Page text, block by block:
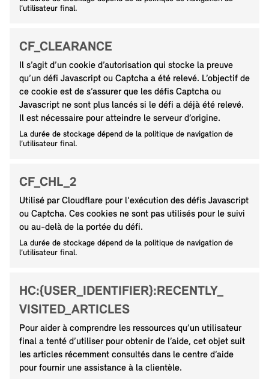
l’utilisateur final.
CF_CLEARANCE
Il s’agit d’un cookie d’autorisation qui stocke la preuve
qu’un défi Javascript ou Captcha a été relevé. L’objectif de
ce cookie est de s’assurer que les défis Captcha ou
Javascript ne sont plus lancés si le défi a déjà été relevé.
Il est nécessaire pour atteindre le serveur d’origine.
La durée de stockage dépend de la politique de navigation de
l’utilisateur final.
CF_CHL_2
Utilisé par Cloudflare pour l'exécution des défis Javascript
ou Captcha. Ces cookies ne sont pas utilisés pour le suivi
ou au-delà de la portée du défi.
La durée de stockage dépend de la politique de navigation de
l’utilisateur final.
HC:{USER_IDENTIFIER}:RECENTLY_
VISITED_ARTICLES
Pour aider à comprendre les ressources qu’un utilisateur
final a tenté d’utiliser pour obtenir de l’aide, cet objet suit
les articles récemment consultés dans le centre d’aide
pour fournir une assistance à la clientèle.